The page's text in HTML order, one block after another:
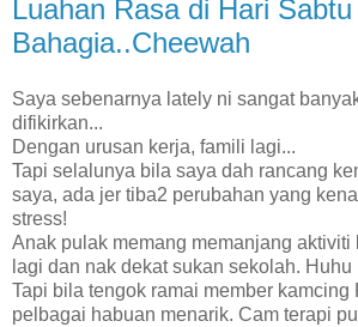
Luahan Rasa di Hari Sabtu
Bahagia..Cheewah
Saya sebenarnya lately ni sangat
difikirkan...
Dengan urusan kerja, famili lagi...
Tapi selalunya bila saya dah rancang
saya, ada jer tiba2 perubahan yang
stress!
Anak pulak memang memanjang aktiviti
lagi dan nak dekat sukan sekolah. Huhu
Tapi bila tengok ramai member kamcing
pelbagai habuan menarik. Cam terapi